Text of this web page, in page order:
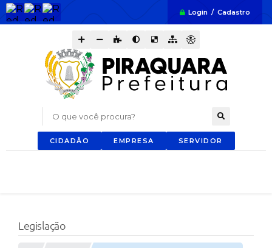
Login / Cadastro
O que você procura?
CIDADÃO EMPRESA SERVIDOR
Legislação